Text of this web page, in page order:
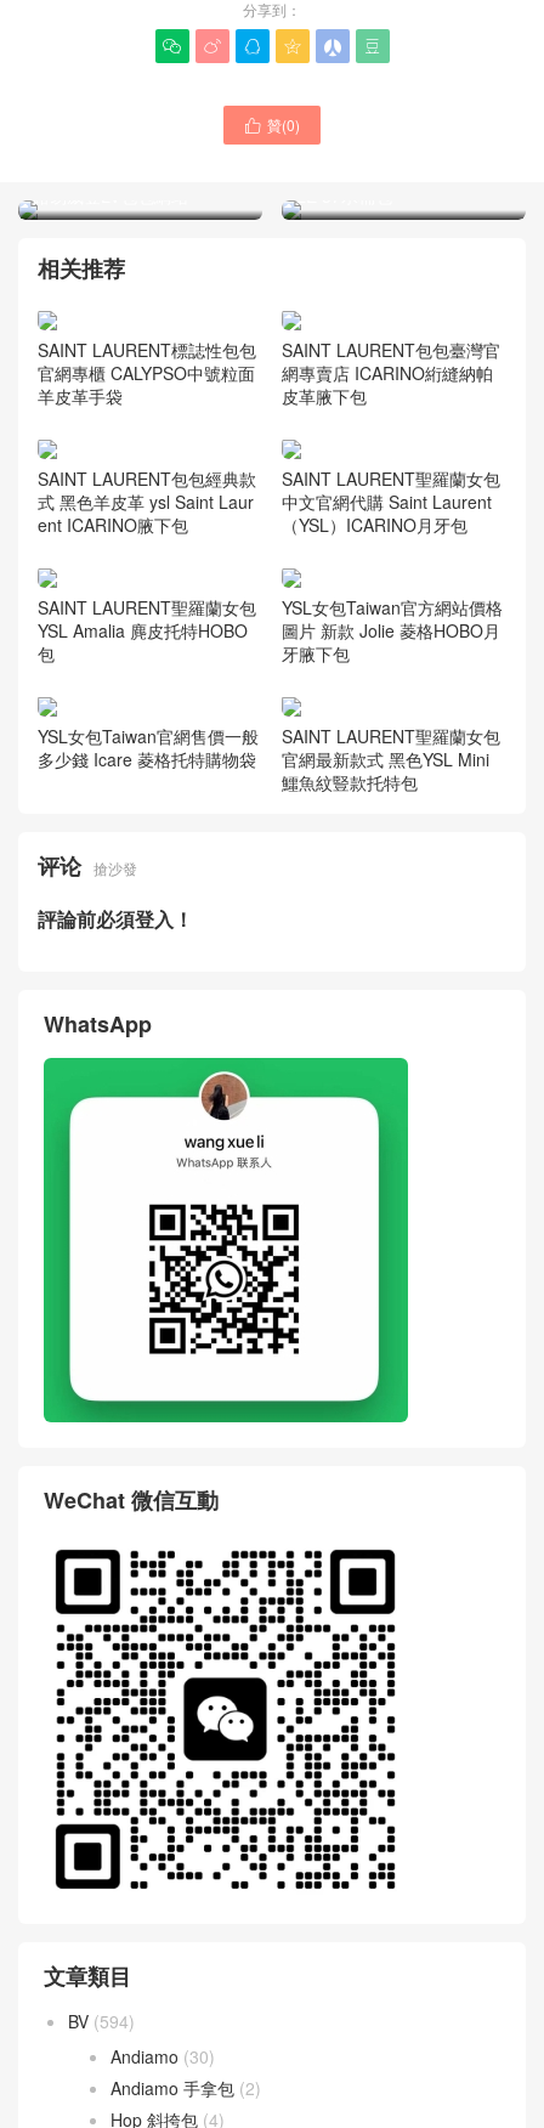
分享到：
     
 贊(0)
M61692 Pochette Voyage
路易威登LV包包網站
SAINT LAURENT聖羅蘭新
LE 37水桶包
相关推荐
SAINT LAURENT標誌性包包
官網專櫃 CALYPSO中號粒面
羊皮革手袋
SAINT LAURENT包包臺灣官
網專賣店 ICARINO絎縫納帕
皮革腋下包
SAINT LAURENT包包經典款
式 黑色羊皮革 ysl Saint Laur
ent ICARINO腋下包
SAINT LAURENT聖羅蘭女包
中文官網代購 Saint Laurent
（YSL）ICARINO月牙包
SAINT LAURENT聖羅蘭女包
YSL Amalia 麂皮托特HOBO
包
YSL女包Taiwan官方網站價格
圖片 新款 Jolie 菱格HOBO月
牙腋下包
YSL女包Taiwan官網售價一般
多少錢 Icare 菱格托特購物袋
SAINT LAURENT聖羅蘭女包
官網最新款式 黑色YSL Mini
鱷魚紋豎款托特包
评论 搶沙發
評論前必須登入！
WhatsApp
WeChat 微信互動
文章類目
BV (594)
Andiamo (30)
Andiamo 手拿包 (2)
Hop 斜挎包 (4)